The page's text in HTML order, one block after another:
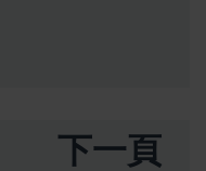
下一頁